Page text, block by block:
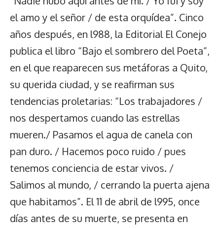
el amo y el señor / de esta orquídea”. Cinco
años después, en l988, la Editorial El Conejo
publica el libro “Bajo el sombrero del Poeta”,
en el que reaparecen sus metáforas a Quito,
su querida ciudad, y se reafirman sus
tendencias proletarias: “Los trabajadores /
nos despertamos cuando las estrellas
mueren./ Pasamos el agua de canela con
pan duro. / Hacemos poco ruido / pues
tenemos conciencia de estar vivos. /
Salimos al mundo, / cerrando la puerta ajena
que habitamos”. El 11 de abril de l995, once
días antes de su muerte, se presenta en